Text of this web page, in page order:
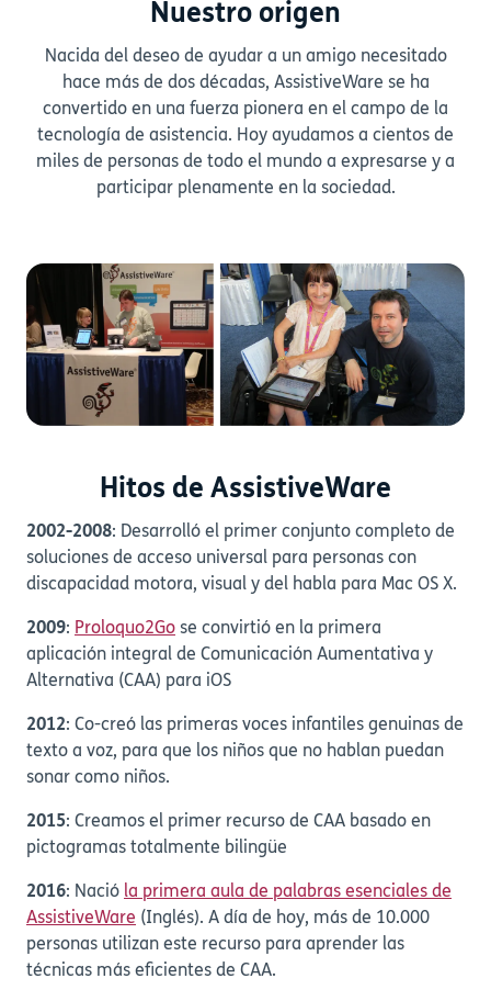
Nuestro origen
Nacida del deseo de ayudar a un amigo necesitado
hace más de dos décadas, AssistiveWare se ha
convertido en una fuerza pionera en el campo de la
tecnología de asistencia. Hoy ayudamos a cientos de
miles de personas de todo el mundo a expresarse y a
participar plenamente en la sociedad.
Hitos de AssistiveWare
2002-2008: Desarrolló el primer conjunto completo de
soluciones de acceso universal para personas con
discapacidad motora, visual y del habla para Mac OS X.
2009: Proloquo2Go se convirtió en la primera
aplicación integral de Comunicación Aumentativa y
Alternativa (CAA) para iOS
2012: Co-creó las primeras voces infantiles genuinas de
texto a voz, para que los niños que no hablan puedan
sonar como niños.
2015: Creamos el primer recurso de CAA basado en
pictogramas totalmente bilingüe
2016: Nació la primera aula de palabras esenciales de
AssistiveWare (Inglés). A día de hoy, más de 10.000
personas utilizan este recurso para aprender las
técnicas más eficientes de CAA.